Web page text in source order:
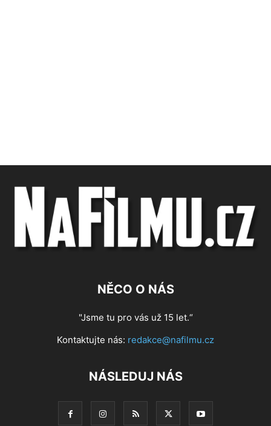
NĚCO O NÁS
"Jsme tu pro vás už 15 let.“
Kontaktujte nás: redakce@nafilmu.cz
NÁSLEDUJ NÁS